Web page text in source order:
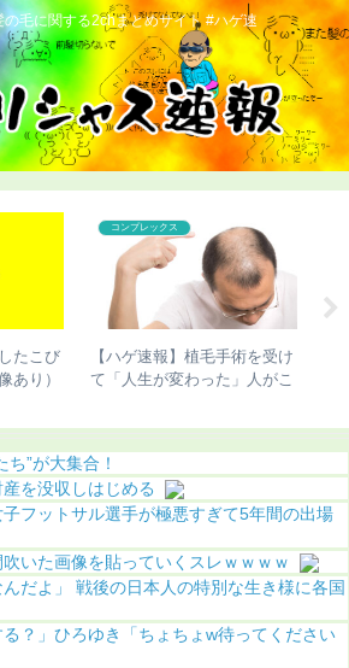
毛に関する2chまとめサイト #ハゲ速
たこび
あり）
コンプレックス
【ハゲ速報】植毛手術を受け
て「人生が変わった」人がこ
”が大集合！
を没収しはじめる
子フットサル選手が極悪すぎて5年間の出場
吹いた画像を貼っていくスレｗｗｗｗ
だよ」 戦後の日本人の特別な生き様に各国
？」ひろゆき「ちょちょw待ってください